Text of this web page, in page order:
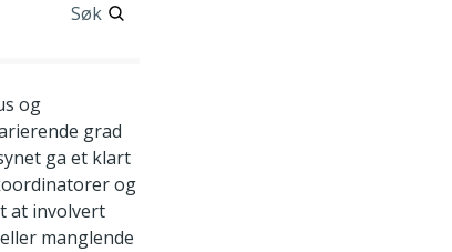
Søk
og
grad
ga et klart
og
at involvert
manglende